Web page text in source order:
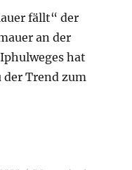
fällt“ der
an der
hat
Trend zum
und Zäune in Hameln